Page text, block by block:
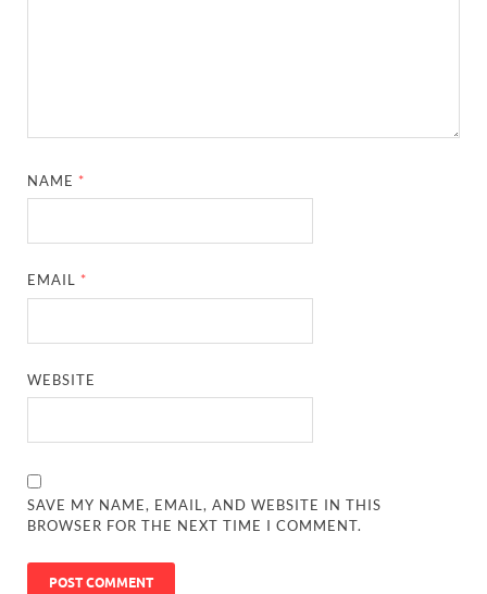
NAME *
EMAIL *
WEBSITE
SAVE MY NAME, EMAIL, AND WEBSITE IN THIS
BROWSER FOR THE NEXT TIME I COMMENT.